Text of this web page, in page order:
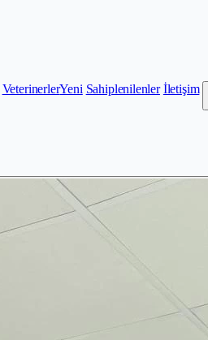
VeterinerlerYeni Sahiplenilenler İletişim